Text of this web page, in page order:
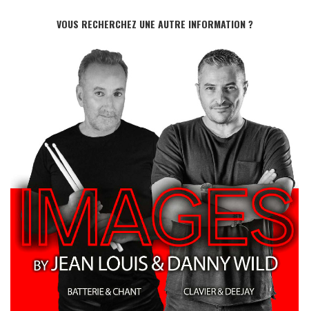
VOUS RECHERCHEZ UNE AUTRE INFORMATION ?